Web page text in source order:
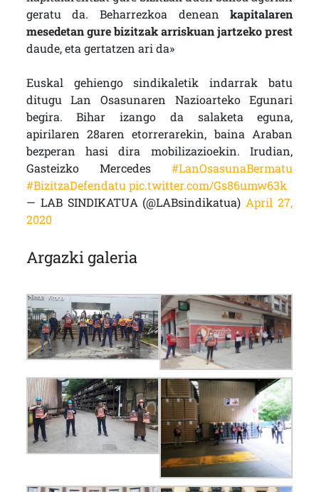
geratu da. Beharrezkoa deneankapitalaren
mesedetan gure bizitzak arriskuan jartzeko prest
daude, eta gertatzen ari da»
Euskal gehiengo sindikaletik indarrak batu
ditugu Lan Osasunaren Nazioarteko Egunari
begira. Bihar izango da salaketa eguna,
apirilaren 28aren etorrerarekin, baina Araban
bezperan hasi dira mobilizazioekin. Irudian,
Gasteizko Mercedes#LanOsasunaBermatu
#BizitzaDefendatu pic.twitter.com/Gs86umw63k
— LAB SINDIKATUA (@LABsindikatua)April 27,
2020
Argazki galeria